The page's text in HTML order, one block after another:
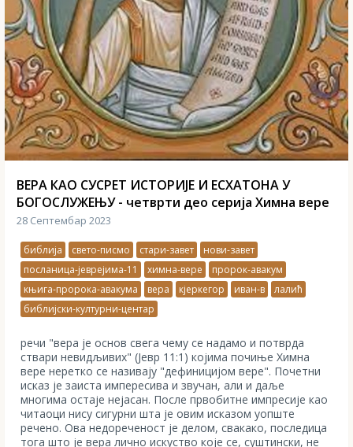
ВЕРА КАО СУСРЕТ ИСТОРИЈЕ И ЕСХАТОНА У
БОГОСЛУЖЕЊУ - четврти део серија Химна вере
28 Септембар 2023
библија свето-писмо стари-завет
нови-завет
посланица-јеврејима-11
химна-вере
пророк-авакум
књига-пророка-авакума
вера кјеркегор иван-в
лалић
библијски-културни-центар
речи "вера је основ свега чему се надамо и потврда
ствари невидљивих" (Јевр 11:1) којима почиње Химна
вере неретко се називају "дефиницијом вере". Почетни
исказ је заиста импересива и звучан, али и даље
многима остаје нејасан. После првобитне импресије као
читаоци нису сигурни шта је овим исказом уопште
речено. Ова недореченост је делом, свакако, последица
тога што је вера лично искуство које се, суштински, не